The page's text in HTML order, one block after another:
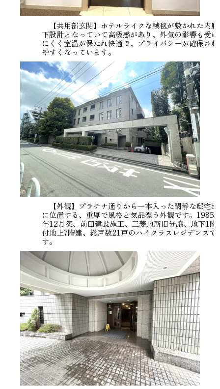
【共用部玄関】ホテルライクな絨毯が敷かれた内廊
下設計となっていて高級感があり、外気の影響も受け
にくく室温が保たれ快適で、プライバシーが確保され
やすくなっています。
【外観】プラチナ通りから一本入った閑静な邸宅地
に位置する、重厚で風格と気品漂う外観です。1985
年12月築、前田建設施工、三菱地所旧分譲、地下1階
付地上7階建、総戸数21戸のハイクラスレジデンスで
す。